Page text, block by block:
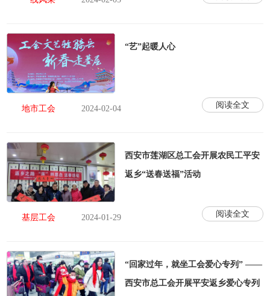
“艺”起暖人心
地市工会 2024-02-04 阅读全文
西安市莲湖区总工会开展农民工平安
返乡“送春送福”活动
基层工会 2024-01-29 阅读全文
“回家过年，就坐工会爱心专列” ——
西安市总工会开展平安返乡爱心专列